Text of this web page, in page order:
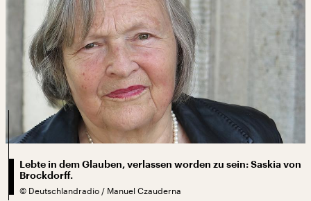
Lebte in dem Glauben, verlassen worden zu sein: Saskia von
Brockdorff.
© Deutschlandradio / Manuel Czauderna